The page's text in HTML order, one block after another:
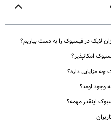
لایک در فیسبوک را به دست بیاریم؟
امکانپذیر؟
چه مزایایی داره؟
وجود اومد؟
اینقدر مهمه؟